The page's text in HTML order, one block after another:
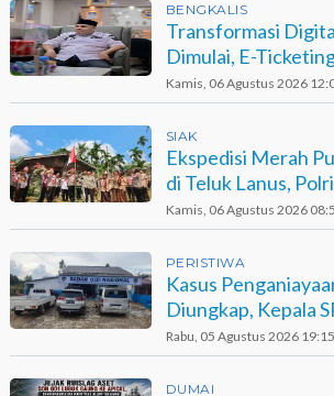
BENGKALIS
Transformasi
Dimulai, E-
Kamis, 06 Agustus 2026
SIAK
Ekspedisi Merah
di Teluk Lanus,
dan Harapan
Kamis, 06 Agustus 2026
PERISTIWA
Kasus
Diungkap, Kepala
Kinerja Polisi
Rabu, 05 Agustus 2026
DUMAI